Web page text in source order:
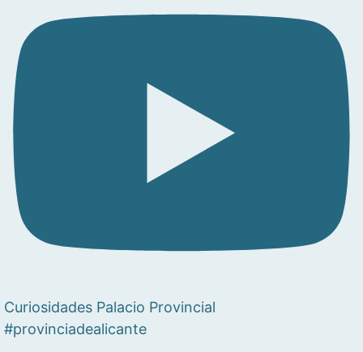
Curiosidades Palacio Provincial
#provinciadealicante